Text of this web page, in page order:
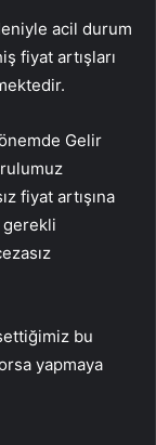
acil durum
fiyat artışları
Gelir
fiyat artışına
gerekli
bu
yapmaya